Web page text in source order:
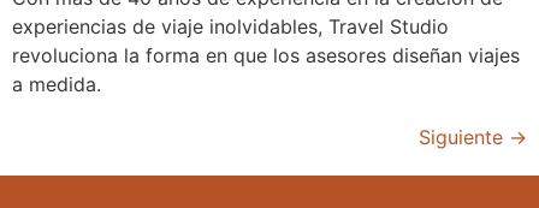
experiencias de viaje inolvidables, Travel Studio
revoluciona la forma en que los asesores diseñan viajes
a medida.
Siguiente →